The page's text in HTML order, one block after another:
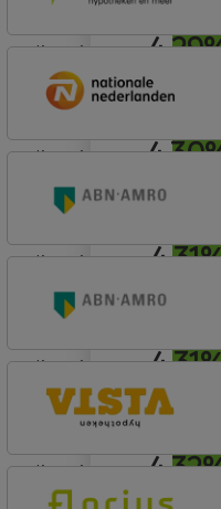
lineair
Profijt drie + drie
lineair
Nationale
lineair
Budget
lineair
Budget
lineair
Vista Hypotheken